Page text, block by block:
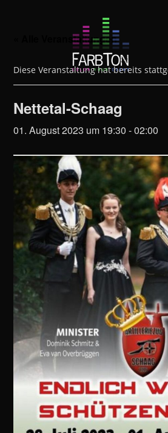
« Alle Veranstaltungen
Diese Veranstaltung hat bereits
Nettetal-Schaag
01. August 2023 um 19:30 -02:00